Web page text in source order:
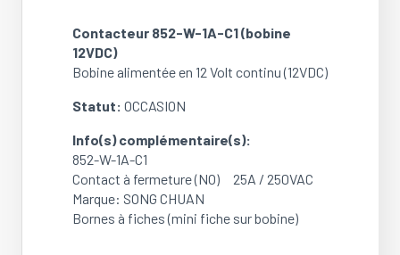
(bobine
12VDC)
(OCCASION)
Contacteur 852-W-1A-C1 (bobine
12VDC)
Bobine alimentée en 12 Volt continu (12VDC)
Statut: OCCASION
Info(s) complémentaire(s):
852-W-1A-C1
Contact à fermeture (NO) 25A / 250VAC
Marque: SONG CHUAN
Bornes à fiches (mini fiche sur bobine)